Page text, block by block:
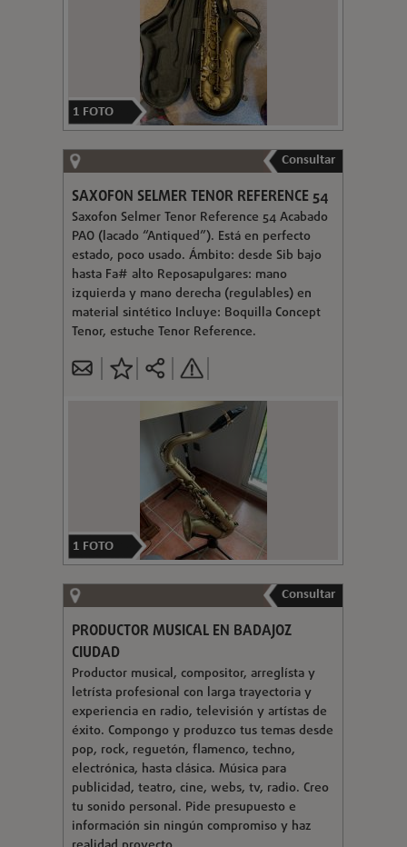
1 FOTO
Consultar
SAXOFON SELMER TENOR REFERENCE 54
Saxofon Selmer Tenor Reference 54 Acabado
PAO (lacado “Antiqued”). Está en perfecto
estado, poco usado. Ámbito: desde Sib bajo
hasta Fa# alto Reposapulgares: mano
izquierda y mano derecha (regulables) en
material sintético Incluye: Boquilla Concept
Tenor, estuche Tenor Reference.
1 FOTO
Consultar
PRODUCTOR MUSICAL EN BADAJOZ
CIUDAD
Productor musical, compositor, arreglísta y
letrísta profesional con larga trayectoria y
experiencia en radio, televisión y artístas de
éxito. Compongo y produzco tus temas desde
pop, rock, reguetón, flamenco, techno,
electrónica, hasta clásica. Música para
publicidad, teatro, cine, webs, tv, radio. Creo
tu sonido personal. Pide presupuesto e
información sin ningún compromiso y haz